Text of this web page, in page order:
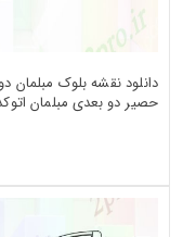
دانلود نقشه بلوک
حصیر دو بعدی مبلمان اتوکد